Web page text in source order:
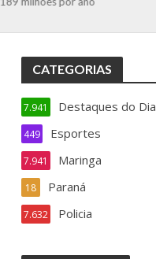
CATEGORIAS
Destaques do Dia
7.941
Esportes
449
Maringa
7.941
Paraná
18
Policia
7.632